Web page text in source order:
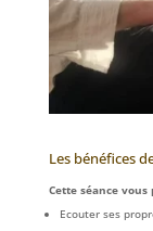
Les bénéfices
Cette séance vous
Ecouter ses